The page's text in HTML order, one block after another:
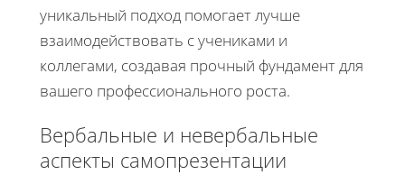
уникальный подход помогает лучше
взаимодействовать с учениками и
коллегами, создавая прочный фундамент для
вашего профессионального роста.
Вербальные и невербальные
аспекты самопрезентации